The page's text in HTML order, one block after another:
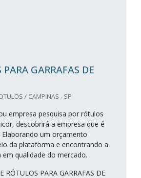
GARRAFAS DE
/ CAMPINAS - SP
empresa pesquisa por rótulos
descobrirá a empresa que é
um orçamento
da plataforma e encontrando a
qualidade do mercado.
RÓTULOS PARA GARRAFAS DE